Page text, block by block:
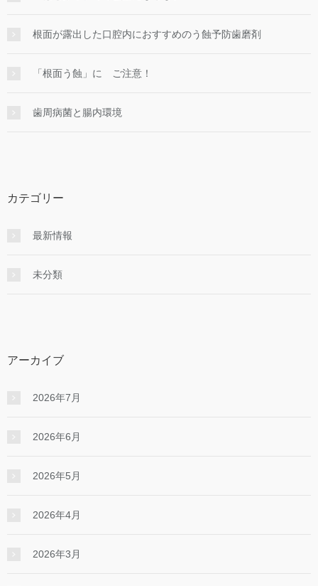
根面が露出した口腔内におすすめのう蝕予防歯磨剤
「根面う蝕」に ご注意！
歯周病菌と腸内環境
カテゴリー
最新情報
未分類
アーカイブ
2026年7月
2026年6月
2026年5月
2026年4月
2026年3月